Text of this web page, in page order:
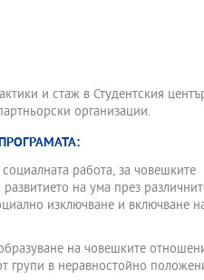
и стаж в Студентския
организации.
работа, за човешките
на ума през
изключване и включване
на човешките
групи в неравностойно